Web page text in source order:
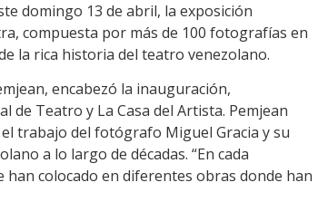
domingo 13 de abril, la exposición
compuesta por más de 100 fotografías en
la rica historia del teatro venezolano.
encabezó la inauguración,
de Teatro y La Casa del Artista. Pemjean
trabajo del fotógrafo Miguel Gracia y su
a lo largo de décadas. “En cada
colocado en diferentes obras donde han